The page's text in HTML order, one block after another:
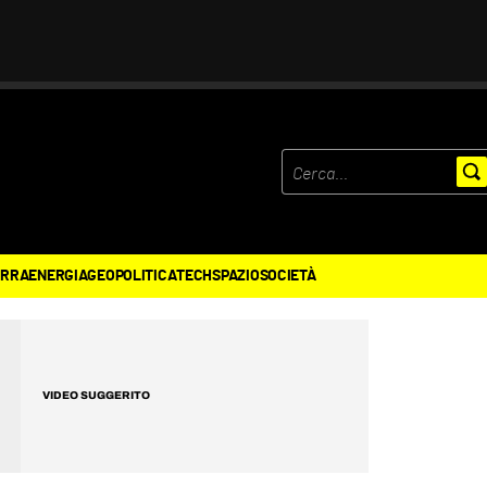
ENERGIAGEOPOLITICATECHSPAZIOSOCIETÀ
VIDEO SUGGERITO